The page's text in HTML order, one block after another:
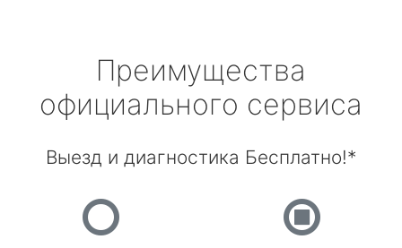
Преимущества
официального сервиса
Выезд и диагностика Бесплатно!*